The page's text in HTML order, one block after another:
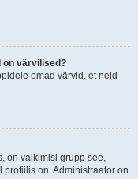
on värvilised?
omad värvid, et neid
on vaikimisi grupp see,
on. Administraator on